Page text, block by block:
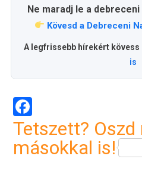
Ne maradj le a
Kövesd a Debreceni
A legfrissebb hírekért kövess
is
Facebook
Tetszett? Oszd
másokkal is!